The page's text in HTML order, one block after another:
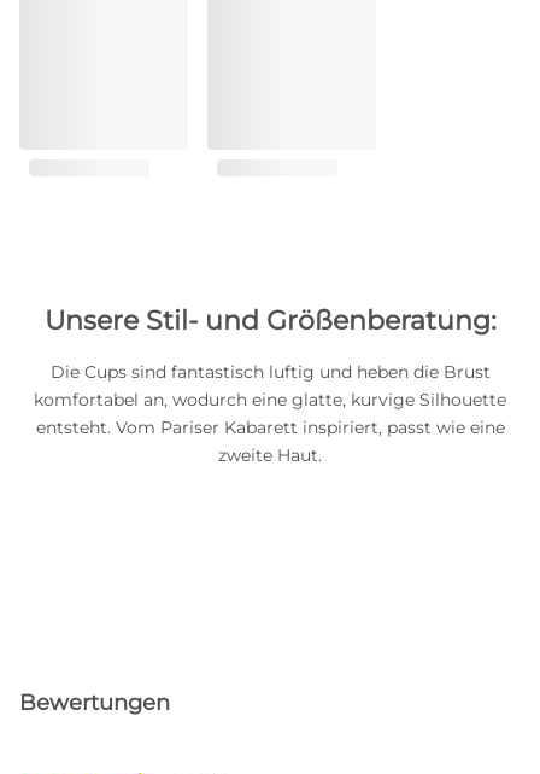
Unsere Stil- und Größenberatung:
Die Cups sind fantastisch luftig und heben die Brust
komfortabel an, wodurch eine glatte, kurvige Silhouette
entsteht. Vom Pariser Kabarett inspiriert, passt wie eine
zweite Haut.
Bewertungen